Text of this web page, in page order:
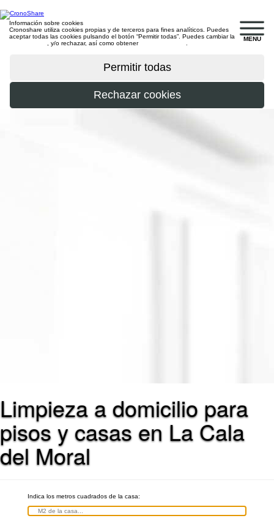
MENU
Información sobre cookies
Cronoshare utiliza cookies propias y de terceros para fines analíticos. Puedes
aceptar todas las cookies pulsando el botón “Permitir todas”. Puedes cambiar la
, y/o rechazar, así como obtener
Limpieza a domicilio para
pisos y casas en La Cala
del Moral
Indica los metros cuadrados de la casa: